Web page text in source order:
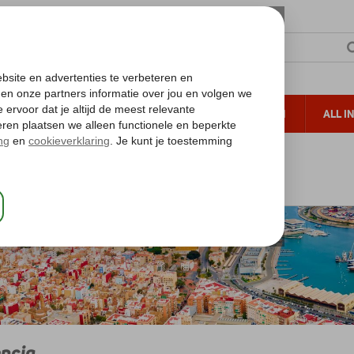
ZONVAKANTIES VERRE REIZEN ALL
Gratis annuleren*
del Azahar